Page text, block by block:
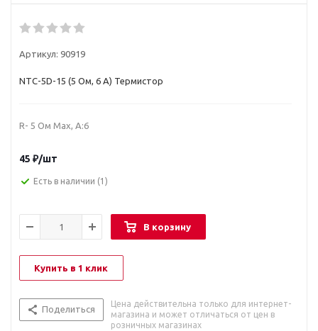
Артикул: 90919
NTC-5D-15 (5 Ом, 6 А) Термистор
R- 5 Ом Max, А:6
45 ₽/шт
Есть в наличии (1)
В корзину
Купить в 1 клик
Поделиться
Цена действительна только для интернет-
магазина и может отличаться от цен в
розничных магазинах